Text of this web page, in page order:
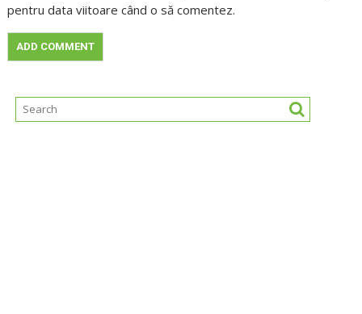
pentru data viitoare când o să comentez.